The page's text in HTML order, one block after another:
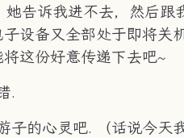
告诉我进不去，然后
设备又全部处于即将
这份好意传递下去吧~
.
的心灵吧. （话说今